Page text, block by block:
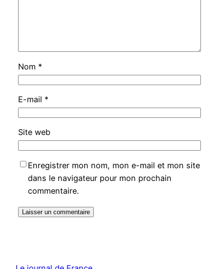
Nom *
E-mail *
Site web
Enregistrer mon nom, mon e-mail et mon site
dans le navigateur pour mon prochain
commentaire.